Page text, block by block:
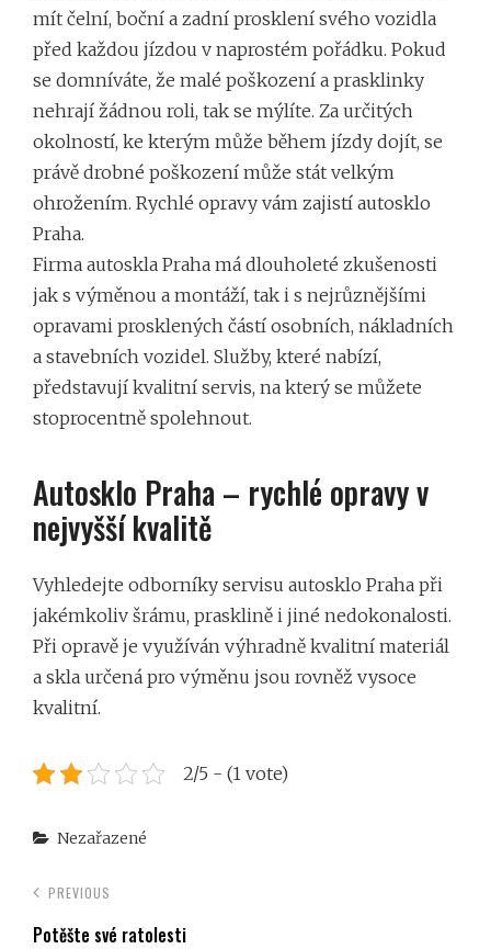
mít čelní, boční a zadní prosklení svého vozidla
před každou jízdou v naprostém pořádku. Pokud
se domníváte, že malé poškození a prasklinky
nehrají žádnou roli, tak se mýlíte. Za určitých
okolností, ke kterým může během jízdy dojít, se
právě drobné poškození může stát velkým
ohrožením. Rychlé opravy vám zajistí autosklo
Praha.
Firma autoskla Praha má dlouholeté zkušenosti
jak s výměnou a montáží, tak i s nejrůznějšími
opravami prosklených částí osobních, nákladních
a stavebních vozidel. Služby, které nabízí,
představují kvalitní servis, na který se můžete
stoprocentně spolehnout.
Autosklo Praha – rychlé opravy v
nejvyšší kvalitě
Vyhledejte odborníky servisu autosklo Praha při
jakémkoliv šrámu, prasklině i jiné nedokonalosti.
Při opravě je využíván výhradně kvalitní materiál
a skla určená pro výměnu jsou rovněž vysoce
kvalitní.
2/5 - (1 vote)
Categories
Nezařazené
PREVIOUS
Potěšte své ratolesti